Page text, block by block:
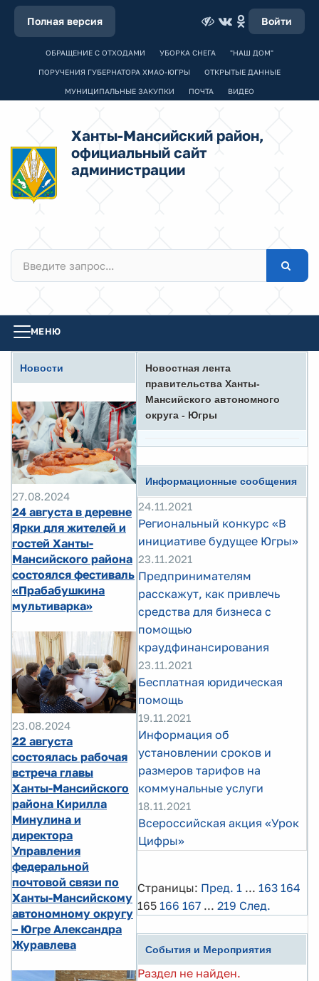
Полная версия Войти
ОБРАЩЕНИЕ С ОТХОДАМИ УБОРКА СНЕГА "НАШ ДОМ"
ПОРУЧЕНИЯ ГУБЕРНАТОРА ХМАО-ЮГРЫ ОТКРЫТЫЕ ДАННЫЕ
МУНИЦИПАЛЬНЫЕ ЗАКУПКИ ПОЧТА ВИДЕО
Ханты-Мансийский район,
официальный сайт
администрации
МЕНЮ
Новости
27.08.2024
24 августа в деревне
Ярки для жителей и
гостей Ханты-
Мансийского района
состоялся фестиваль
«Прабабушкина
мультиварка»
23.08.2024
22 августа
состоялась рабочая
встреча главы
Ханты-Мансийского
района Кирилла
Минулина и
директора
Управления
федеральной
почтовой связи по
Ханты-Мансийскому
автономному округу
– Югре Александра
Журавлева
Новостная лента
правительства Ханты-
Мансийского автономного
округа - Югры
Информационные сообщения
24.11.2021
Региональный конкурс «В
инициативе будущее Югры»
23.11.2021
Предпринимателям
расскажут, как привлечь
средства для бизнеса с
помощью
краудфинансирования
23.11.2021
Бесплатная юридическая
помощь
19.11.2021
Информация об
установлении сроков и
размеров тарифов на
коммунальные услуги
18.11.2021
Всероссийская акция «Урок
Цифры»
Страницы: Пред. 1 ... 163 164
165 166 167 ... 219 След.
События и Мероприятия
Раздел не найден.